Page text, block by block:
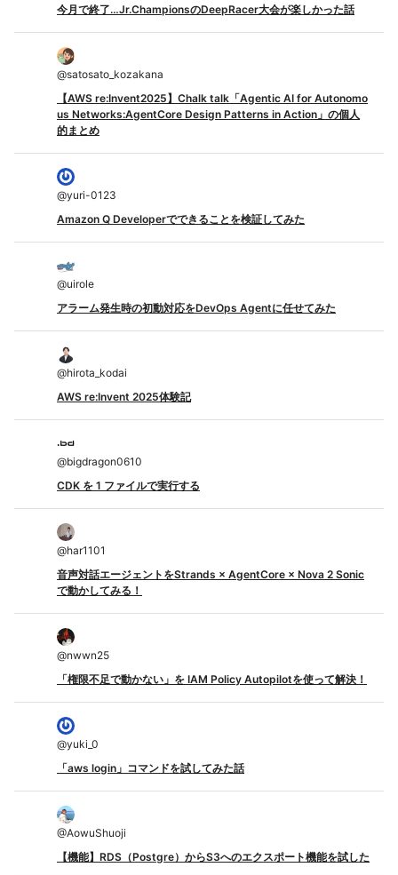
今月で終了…Jr.ChampionsのDeepRacer大会が楽しかった話
@satosato_kozakana
【AWS re:Invent2025】Chalk talk「Agentic AI for Autonomo
us Networks:AgentCore Design Patterns in Action」の個人
的まとめ
@yuri-0123
Amazon Q Developerでできることを検証してみた
@uirole
アラーム発生時の初動対応をDevOps Agentに任せてみた
@hirota_kodai
AWS re:Invent 2025体験記
@bigdragon0610
CDK を 1 ファイルで実行する
@har1101
音声対話エージェントをStrands × AgentCore × Nova 2 Sonic
で動かしてみる！
@nwwn25
「権限不足で動かない」を IAM Policy Autopilotを使って解決！
@yuki_0
「aws login」コマンドを試してみた話
@AowuShuoji
【機能】RDS（Postgre）からS3へのエクスポート機能を試した